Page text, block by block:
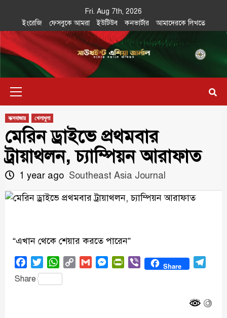
content
Fri. Aug 7th, 2026
ইংরেজি
ফেসবুকে আমরা ইউটিউব কনভার্টার আমাদেরকে লিখতে
Southeast
Asia Journal
IN SEARCH OF THE TRUTH
কক্সবাজার খেলাধুলা
মেরিন ড্রাইভে প্রথমবার
ট্রায়াথলন, চ্যাম্পিয়ন আরাফাত
1 year ago Southeast Asia Journal
“এখান থেকে শেয়ার করতে পারেন”
FacebookTwitterWhatsApp
Copy
Gmail MessengerPrintFriendly
Viber Share
Share